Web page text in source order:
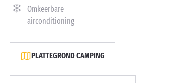
Omkeerbare
airconditioning
PLATTEGROND CAMPING